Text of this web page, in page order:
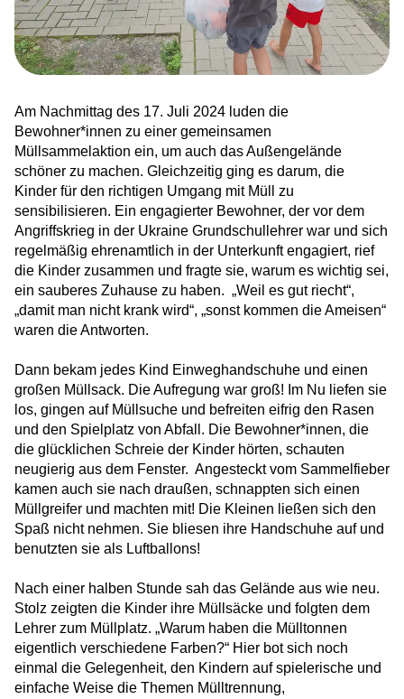
Zusammen läuft’s besser. Wir sind HERO!
Kinderrechte leben – Demokratie erfahrbar
machen
Willkommenskultur sichtbar gemacht
Ankommen und aufblühen: Frühling in der
NUK Bad Bodenteich
Beelitzhof United – Sport, Vielfalt und ein
Zeichen gegen Rassismus
Kulturelle Teilhabe zum Anfassen: Besuch
im Naturkundemuseum
Fastenbrechen in Berlin-Zehlendorf: Ein
Ein Winterfest für alle
Siebenmal hinfallen, achtmal aufstehen
Corporate Volunteering bei HERO
HERO wünscht frohe Festtage!
Weitere Betreuungsleitung in NRW: HERO in
Haltern am See
Am Nachmittag des 17. Juli 2024 luden die
Bewohner*innen zu einer gemeinsamen
Müllsammelaktion ein, um auch das Außengelände
schöner zu machen. Gleichzeitig ging es darum, die
Kinder für den richtigen Umgang mit Müll zu
sensibilisieren. Ein engagierter Bewohner, der vor dem
Angriffskrieg in der Ukraine Grundschullehrer war und sich
regelmäßig ehrenamtlich in der Unterkunft engagiert, rief
die Kinder zusammen und fragte sie, warum es wichtig sei,
ein sauberes Zuhause zu haben. „Weil es gut riecht“,
„damit man nicht krank wird“, „sonst kommen die Ameisen“
waren die Antworten.
Dann bekam jedes Kind Einweghandschuhe und einen
großen Müllsack. Die Aufregung war groß! Im Nu liefen sie
los, gingen auf Müllsuche und befreiten eifrig den Rasen
und den Spielplatz von Abfall. Die Bewohner*innen, die
die glücklichen Schreie der Kinder hörten, schauten
neugierig aus dem Fenster. Angesteckt vom Sammelfieber
kamen auch sie nach draußen, schnappten sich einen
Müllgreifer und machten mit! Die Kleinen ließen sich den
Spaß nicht nehmen. Sie bliesen ihre Handschuhe auf und
benutzten sie als Luftballons!
Nach einer halben Stunde sah das Gelände aus wie neu.
Stolz zeigten die Kinder ihre Müllsäcke und folgten dem
Lehrer zum Müllplatz. „Warum haben die Mülltonnen
eigentlich verschiedene Farben?“ Hier bot sich noch
einmal die Gelegenheit, den Kindern auf spielerische und
einfache Weise die Themen Mülltrennung,